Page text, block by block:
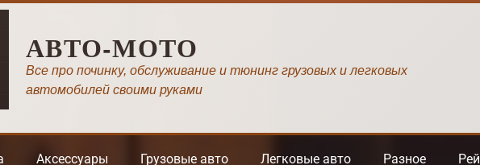
АВТО-МОТО
Все про починку, обслуживание и тюнинг грузовых и легковых
автомобилей своими руками
Аксессуары Грузовые авто Легковые авто Разное